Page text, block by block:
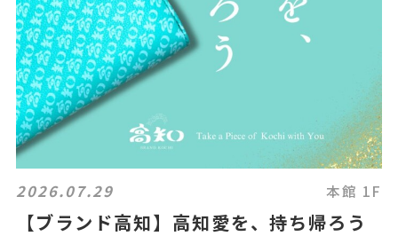
2026.07.29 本館 1F
【ブランド高知】高知愛を、持ち帰ろう